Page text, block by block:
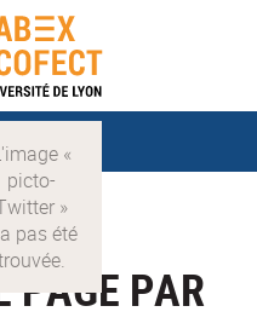
PAGE PAR